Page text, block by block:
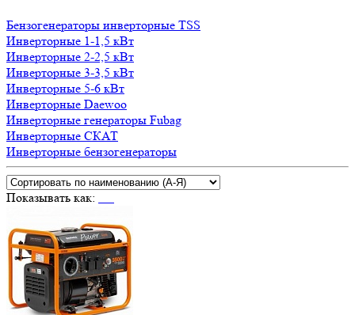
Бензогенераторы инверторные TSS
Инверторные 1-1,5 кВт
Инверторные 2-2,5 кВт
Инверторные 3-3,5 кВт
Инверторные 5-6 кВт
Инверторные Daewoo
Инверторные генераторы Fubag
Инверторные СКАТ
Инверторные бензогенераторы
Показывать как: